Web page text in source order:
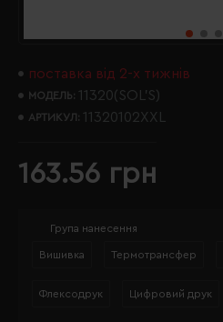
поставка від 2-х тижнів
МОДЕЛЬ: 11320(SOL’S)
АРТИКУЛ: 11320102XXL
163.56 грн
Група нанесення
Вишивка Термотрансфер
Флексодрук Цифровий друк